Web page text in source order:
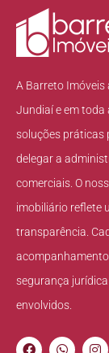
A Barreto
Jundiaí e em toda
soluções práticas
delegar a
comerciais. O
imobiliário reflete
transparência.
segurança
envolvidos.